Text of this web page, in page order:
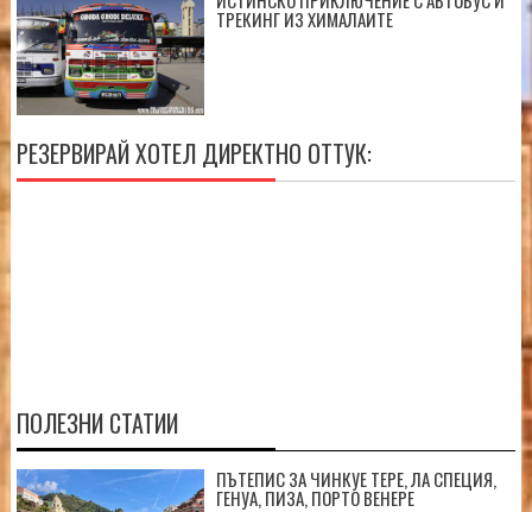
ТРЕКИНГ ИЗ ХИМАЛАИТЕ
РЕЗЕРВИРАЙ ХОТЕЛ ДИРЕКТНО ОТТУК:
ПОЛЕЗНИ СТАТИИ
ПЪТЕПИС ЗА ЧИНКУЕ ТЕРЕ, ЛА СПЕЦИЯ,
ГЕНУА, ПИЗА, ПОРТО ВЕНЕРЕ